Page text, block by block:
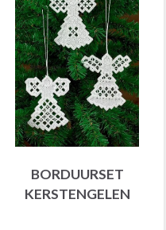
BORDUURSET
KERSTENGELEN